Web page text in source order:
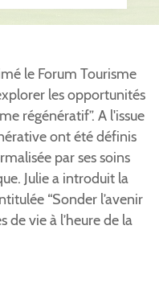
le Forum Tourisme
les opportunités
régénératif”. A l'issue
ont été définis
par ses soins
Julie a introduit la
“Sonder l’avenir
de vie à l’heure de la